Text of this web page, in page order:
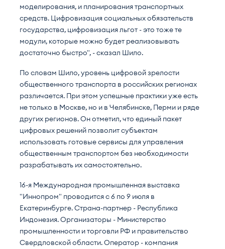
моделирования, и планирования транспортных
средств. Цифровизация социальных обязательств
государства, цифровизация льгот - это тоже те
модули, которые можно будет реализовывать
достаточно быстро", - сказал Шило.
По словам Шило, уровень цифровой зрелости
общественного транспорта в российских регионах
различается. При этом успешные практики уже есть
не только в Москве, но и в Челябинске, Перми и ряде
других регионов. Он отметил, что единый пакет
цифровых решений позволит субъектам
использовать готовые сервисы для управления
общественным транспортом без необходимости
разрабатывать их самостоятельно.
16-я Международная промышленная выставка
"Иннопром" проводится с 6 по 9 июля в
Екатеринбурге. Страна-партнер - Республика
Индонезия. Организаторы - Министерство
промышленности и торговли РФ и правительство
Свердловской области. Оператор - компания